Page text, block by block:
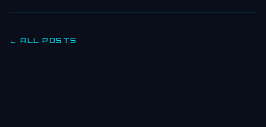
← ALL POSTS